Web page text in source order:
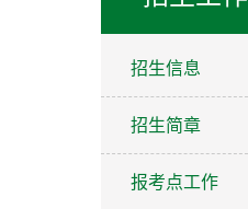
招生信息
招生简章
报考点工作